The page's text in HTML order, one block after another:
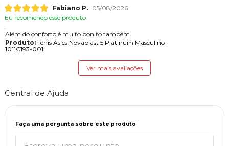
Fabiano P.
05/08/2026
Eu recomendo esse produto.
Além do conforto é muito bonito também.
Produto:Tênis Asics Novablast 5 Platinum Masculino
1011C193-001
Ver mais avaliações
Central de Ajuda
Faça uma pergunta sobre este produto